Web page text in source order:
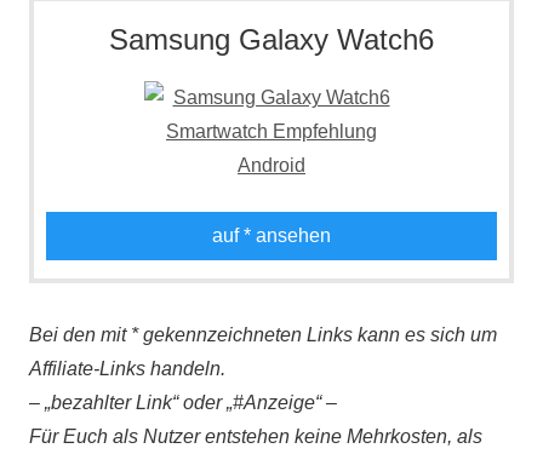
Samsung Galaxy Watch6
auf* ansehen
Bei den mit * gekennzeichneten Links kann es sich um
Affiliate-Links handeln.
– „bezahlter Link“ oder „#Anzeige“ –
Für Euch als Nutzer entstehen keine Mehrkosten, als